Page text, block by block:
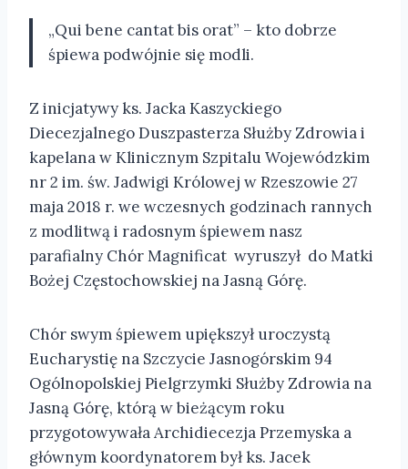
„Qui bene cantat bis orat” – kto dobrze
śpiewa podwójnie się modli.
Z inicjatywy ks. Jacka Kaszyckiego
Diecezjalnego Duszpasterza Służby Zdrowia i
kapelana w Klinicznym Szpitalu Wojewódzkim
nr 2 im. św. Jadwigi Królowej w Rzeszowie 27
maja 2018 r. we wczesnych godzinach rannych
z modlitwą i radosnym śpiewem nasz
parafialny Chór Magnificat wyruszył do Matki
Bożej Częstochowskiej na Jasną Górę.
Chór swym śpiewem upiększył uroczystą
Eucharystię na Szczycie Jasnogórskim 94
Ogólnopolskiej Pielgrzymki Służby Zdrowia na
Jasną Górę, którą w bieżącym roku
przygotowywała Archidiecezja Przemyska a
głównym koordynatorem był ks. Jacek